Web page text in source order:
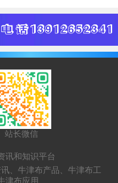
站长微信
讯和知识平台
、牛津布产品、牛津布工
津布应用